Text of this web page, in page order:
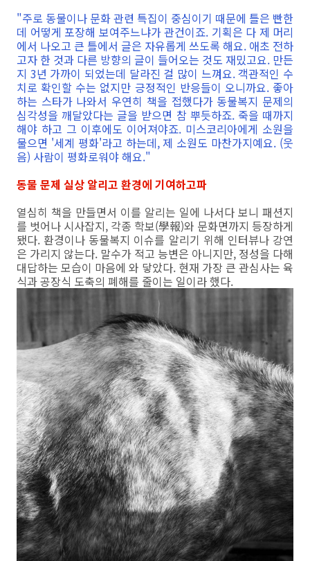
"주로 동물이나 문화 관련 특집이 중심이기 때문에 틀은 빤한
데 어떻게 포장해 보여주느냐가 관건이죠. 기획은 다 제 머리
에서 나오고 큰 틀에서 글은 자유롭게 쓰도록 해요. 애초 전하
고자 한 것과 다른 방향의 글이 들어오는 것도 재밌고요. 만든
지 3년 가까이 되었는데 달라진 걸 많이 느껴요. 객관적인 수
치로 확인할 수는 없지만 긍정적인 반응들이 오니까요. 좋아
하는 스타가 나와서 우연히 책을 접했다가 동물복지 문제의
심각성을 깨달았다는 글을 받으면 참 뿌듯하죠. 죽을 때까지
해야 하고 그 이후에도 이어져야죠. 미스코리아에게 소원을
물으면 '세계 평화'라고 하는데, 제 소원도 마찬가지예요. (웃
음) 사람이 평화로워야 해요."
동물 문제 실상 알리고 환경에 기여하고파
열심히 책을 만들면서 이를 알리는 일에 나서다 보니 패션지
를 벗어나 시사잡지, 각종 학보(學報)와 문화면까지 등장하게
됐다. 환경이나 동물복지 이슈를 알리기 위해 인터뷰나 강연
은 가리지 않는다. 말수가 적고 능변은 아니지만, 정성을 다해
대답하는 모습이 마음에 와 닿았다. 현재 가장 큰 관심사는 육
식과 공장식 도축의 폐해를 줄이는 일이라 했다.